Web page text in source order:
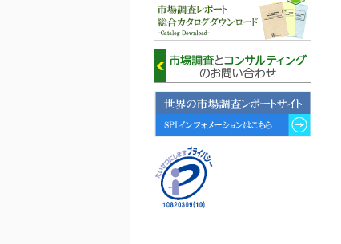
2026年06月15日
6月15日、「中国の医療保険医薬
品リスト 」を発刊しました。
2026年06月01日
6月1日、「2026-27年版 5G SA、
6GにおけるIoT／サービス市場の
動向 」を発刊しました。
2026年04月30日
4月30日、「2026年版 オンライン
診療サービスの現状と将来展望 」
を発刊しました。